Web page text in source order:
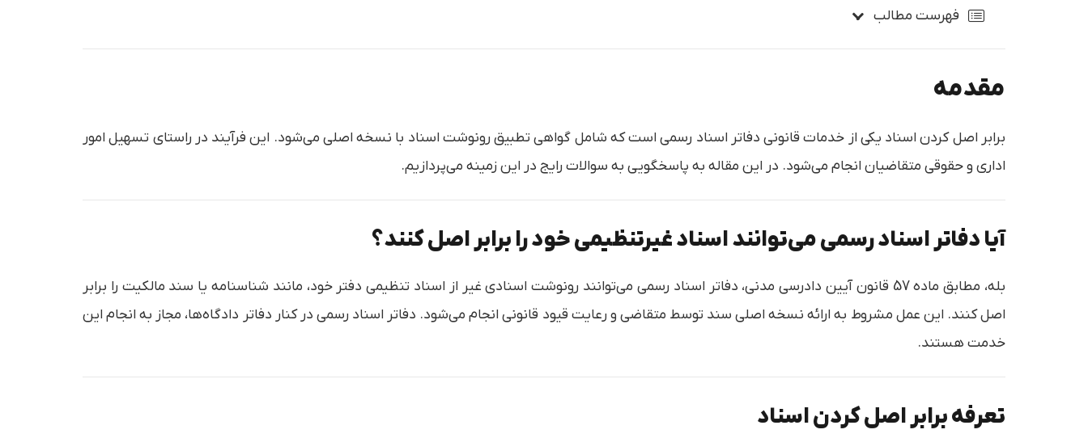
فهرست مطالب
مقدمه
برابر اصل کردن اسناد یکی از خدمات قانونی دفاتر اسناد رسمی است که شامل گواهی تطبیق رونوشت اسناد با نسخه اصلی می‌شود. این فرآیند در راستای تسهیل امور
اداری و حقوقی متقاضیان انجام می‌شود. در این مقاله به پاسخگویی به سوالات رایج در این زمینه می‌پردازیم.
آیا دفاتر اسناد رسمی می‌توانند اسناد غیرتنظیمی خود را برابر اصل کنند؟
بله، مطابق ماده 57 قانون آیین دادرسی مدنی، دفاتر اسناد رسمی می‌توانند رونوشت اسنادی غیر از اسناد تنظیمی دفتر خود، مانند شناسنامه یا سند مالکیت را برابر
اصل کنند. این عمل مشروط به ارائه نسخه اصلی سند توسط متقاضی و رعایت قیود قانونی انجام می‌شود. دفاتر اسناد رسمی در کنار دفاتر دادگاه‌ها، مجاز به انجام این
خدمت هستند.
تعرفه برابر اصل کردن اسناد